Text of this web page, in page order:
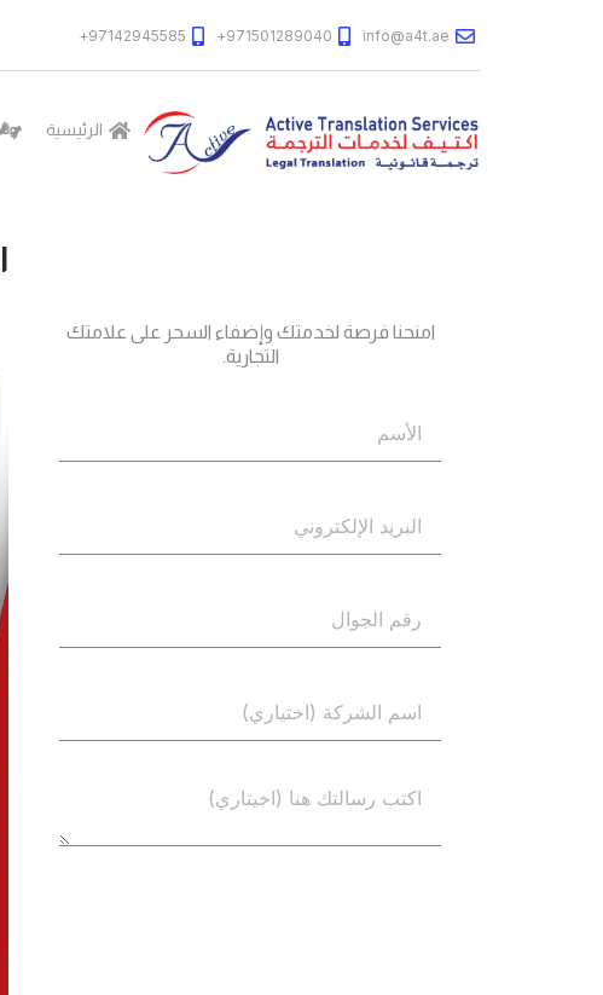
info@a4t.ae
971501289040+
97142945585+
الرئيسية
امنحنا فرصة لخدمتك وإضفاء السحر على علامتك
التجارية.